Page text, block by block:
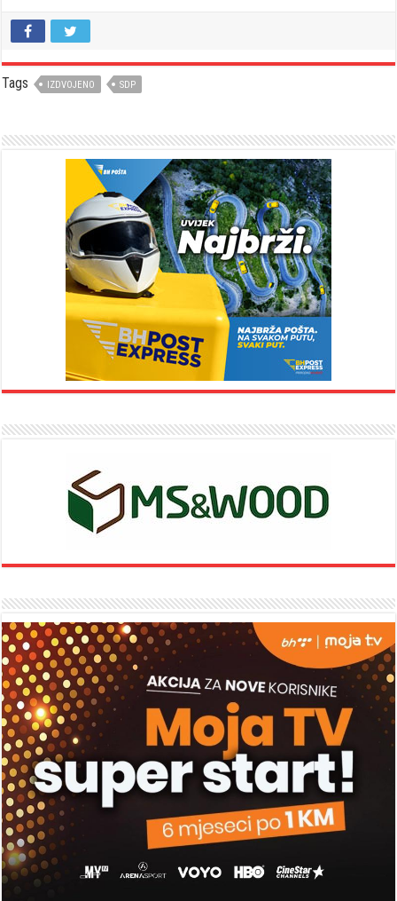
Tags IZDVOJENO SDP